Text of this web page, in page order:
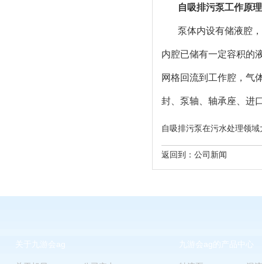
自吸排污泵工作原
泵体内设有储液腔
内腔已储有一定容积的
网格回流到工作腔，气
封、泵轴、轴承座、进
自吸排污泵在污水处理领
返回到： 公司新闻
关于九游会ag 九游会ag的产品中心